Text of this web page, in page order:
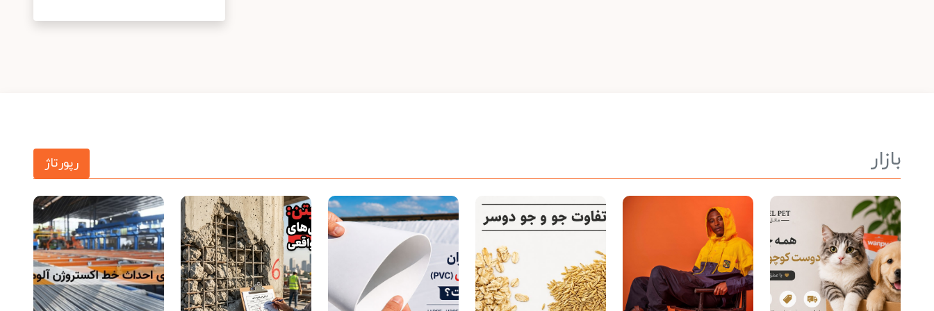
بازار رپورتاژ